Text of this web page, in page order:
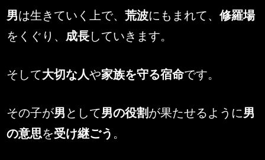
男は生きていく上で、 荒波にもまれて、修羅場
をくぐり、 成長していきます。
そして大切な人や家族を守る宿命です。
その子が男 として男の役割が果たせるように男
の意思を受け継ごう 。